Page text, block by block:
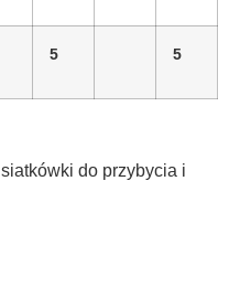
5 5
do przybycia i